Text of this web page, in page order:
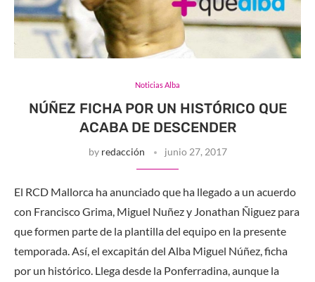
Noticias Alba
NÚÑEZ FICHA POR UN HISTÓRICO QUE
ACABA DE DESCENDER
by redacción junio 27, 2017
El RCD Mallorca ha anunciado que ha llegado a un acuerdo
con Francisco Grima, Miguel Nuñez y Jonathan Ñiguez para
que formen parte de la plantilla del equipo en la presente
temporada. Así, el excapitán del Alba Miguel Núñez, ficha
por un histórico. Llega desde la Ponferradina, aunque la